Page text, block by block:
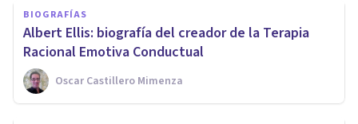
BIOGRAFÍAS
Albert Ellis: biografía del creador de la Terapia
Racional Emotiva Conductual
Oscar Castillero Mimenza